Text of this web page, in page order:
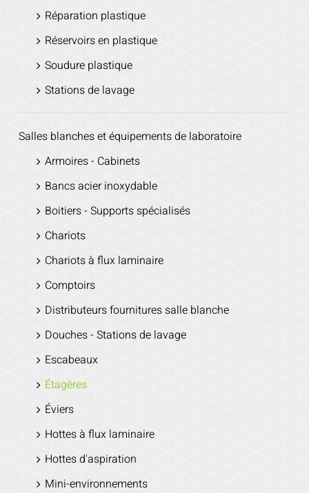
Réparation plastique
Réservoirs en plastique
Soudure plastique
Stations de lavage
Salles blanches et équipements de laboratoire
Armoires - Cabinets
Bancs acier inoxydable
Boitiers - Supports spécialisés
Chariots
Chariots à flux laminaire
Comptoirs
Distributeurs fournitures salle blanche
Douches - Stations de lavage
Escabeaux
Étagères
Éviers
Hottes à flux laminaire
Hottes d'aspiration
Mini-environnements